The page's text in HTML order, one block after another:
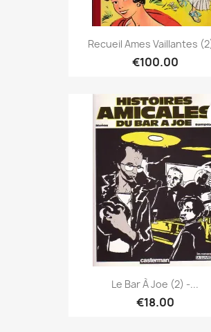
Recueil Ames Vaillantes
€100.00
Le Bar À Joe (2) -...
€18.00